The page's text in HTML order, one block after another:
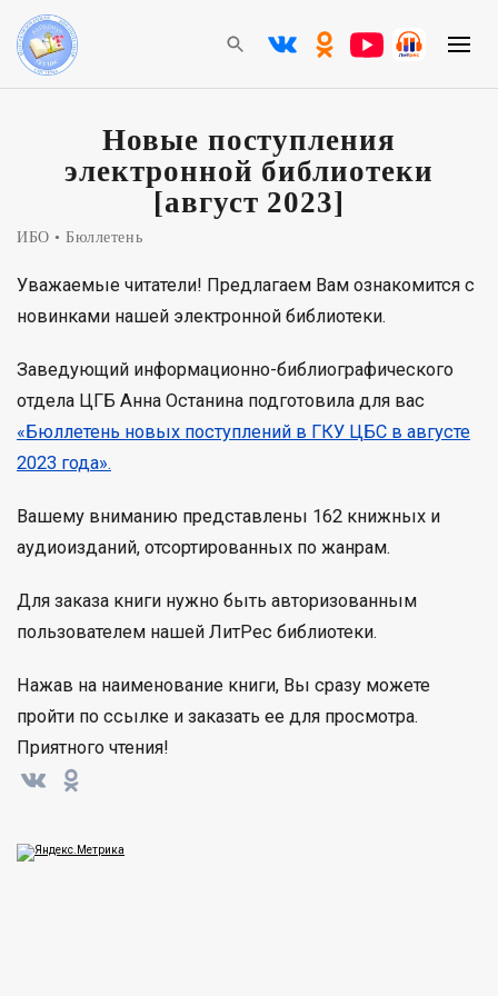
Новые поступления
электронной библиотеки
[август 2023]
ИБО Бюллетень
Уважаемые читатели! Предлагаем Вам ознакомится с
новинками нашей электронной библиотеки.
Заведующий информационно-библиографического
отдела ЦГБ Анна Останина подготовила для вас
«Бюллетень новых поступлений в ГКУ ЦБС в августе
2023 года».
Вашему вниманию представлены 162 книжных и
аудиоизданий, отсортированных по жанрам.
Для заказа книги нужно быть авторизованным
пользователем нашей ЛитРес библиотеки.
Нажав на наименование книги, Вы сразу можете
пройти по ссылке и заказать ее для просмотра.
Приятного чтения!